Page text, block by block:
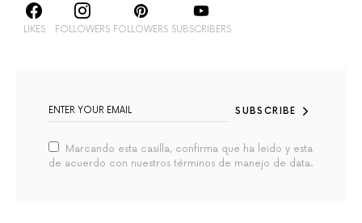
LIKES FOLLOWERS FOLLOWERS SUBSCRIBERS
SUBSCRIBE
Marcando esta casilla, confirma que ha leido y esta
de acuerdo con nuestros términos de manejo de data.